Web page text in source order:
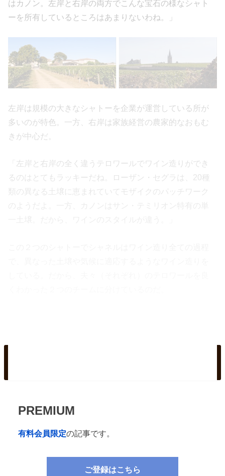
はカノン。左岸と右岸の両方でこんな宝石の様なシャト
ーを所有しているところはあまりないわね。」
左岸は規模の大きなシャトーを企業が運営している所が
多いのが特色。一方、右岸は家族経営の農家的なおもむ
きが中心だ。
「左岸と右岸の全く違うテロワールでワイン造りができ
るのはとてもラッキーだね。ローザン・セグラは、20種
類の異なる土壌に恵まれていてモザイクのパッチワーク
PREMIUM
有料会員限定の記事です。
ご登録はこちら